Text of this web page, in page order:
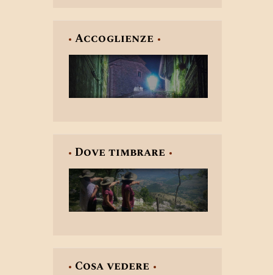
Accoglienze
Dove timbrare
Cosa vedere